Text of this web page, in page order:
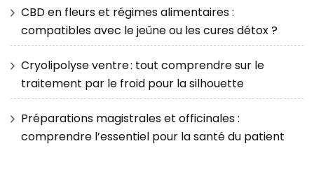
CBD en fleurs et régimes alimentaires :
compatibles avec le jeûne ou les cures détox ?
Cryolipolyse ventre : tout comprendre sur le
traitement par le froid pour la silhouette
Préparations magistrales et officinales :
comprendre l’essentiel pour la santé du patient